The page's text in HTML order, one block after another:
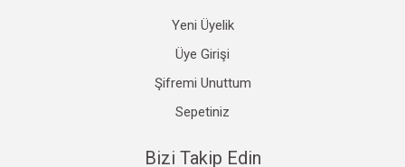
Yeni Üyelik
Üye Girişi
Şifremi Unuttum
Sepetiniz
Bizi Takip Edin